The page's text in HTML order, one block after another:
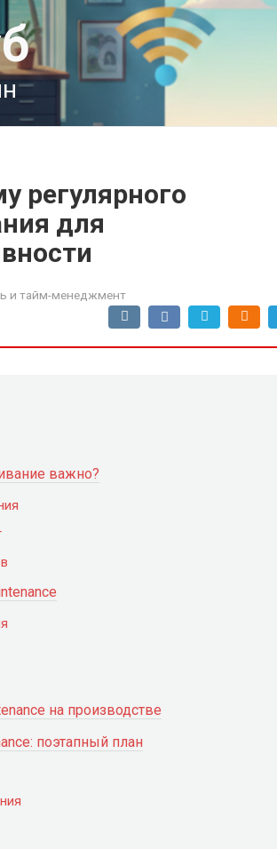
регулярного
для
и тайм-менеджмент
важно?
на производстве
поэтапный план